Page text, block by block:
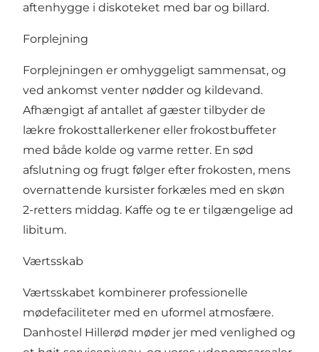
aftenhygge i diskoteket med bar og billard.
Forplejning
Forplejningen er omhyggeligt sammensat, og
ved ankomst venter nødder og kildevand.
Afhængigt af antallet af gæster tilbyder de
lækre frokosttallerkener eller frokostbuffeter
med både kolde og varme retter. En sød
afslutning og frugt følger efter frokosten, mens
overnattende kursister forkæles med en skøn
2-retters middag. Kaffe og te er tilgængelige ad
libitum.
Værtsskab
Værtsskabet kombinerer professionelle
mødefaciliteter med en uformel atmosfære.
Danhostel Hillerød møder jer med venlighed og